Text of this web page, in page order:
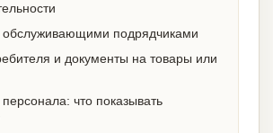
обслуживающими подрядчиками
и документы на товары или
персонала: что показывать